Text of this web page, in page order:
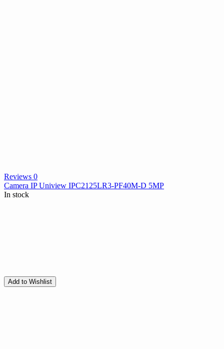
Reviews 0
Camera IP Uniview IPC2125LR3-PF40M-D 5MP
In stock
Add to Wishlist